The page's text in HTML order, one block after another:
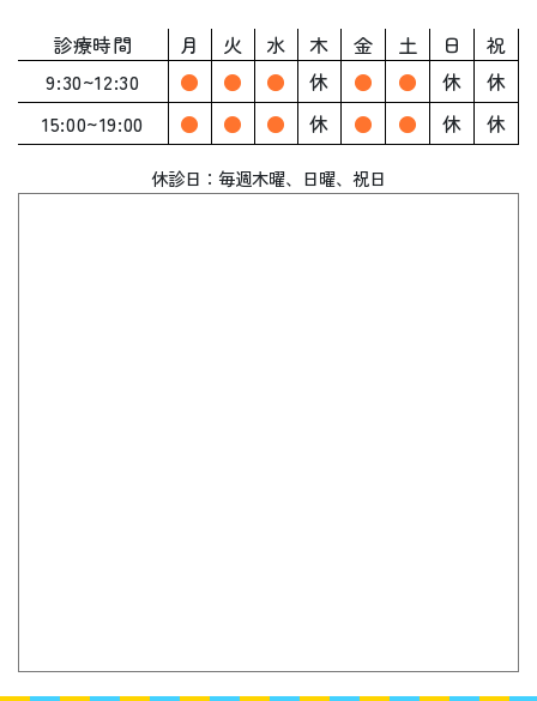
診療時間 月 火 水 木 金 土 日
祝
9:30~12:30
● ● ● 休 ● ● 休
休
15:00~19:00
● ● ● 休 ● ● 休 休
休診日：毎週木曜、 日曜、祝日